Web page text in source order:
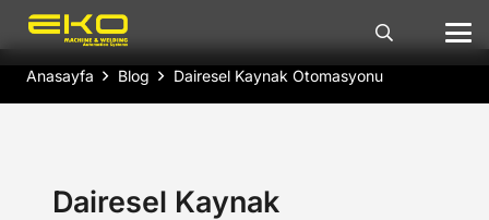
Anasayfa Blog Dairesel Kaynak Otomasyonu
Dairesel Kaynak